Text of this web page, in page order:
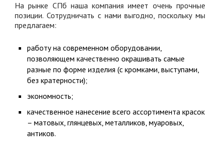
На рынке СПб наша компания имеет очень прочные
позиции. Сотрудничать с нами выгодно, поскольку мы
предлагаем:
работу на современном оборудовании,
позволяющем качественно окрашивать самые
разные по форме изделия (с кромками, выступами,
без кратерности);
экономность;
качественное нанесение всего ассортимента красок
– матовых, глянцевых, металликов, муаровых,
антиков.